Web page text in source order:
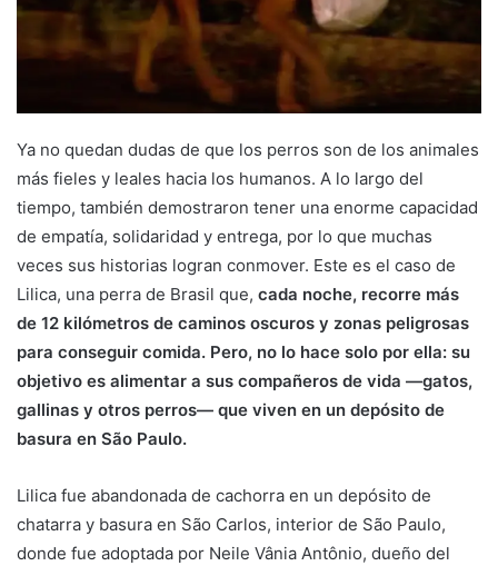
Ya no quedan dudas de que los perros son de los animales
más fieles y leales hacia los humanos. A lo largo del
tiempo, también demostraron tener una enorme capacidad
de empatía, solidaridad y entrega, por lo que muchas
veces sus historias logran conmover. Este es el caso de
Lilica, una perra de Brasil que, cada noche, recorre más
de 12 kilómetros de caminos oscuros y zonas peligrosas
para conseguir comida. Pero, no lo hace solo por ella: su
objetivo es alimentar a sus compañeros de vida —gatos,
gallinas y otros perros— que viven en un depósito de
basura en São Paulo.
Lilica fue abandonada de cachorra en un depósito de
chatarra y basura en São Carlos, interior de São Paulo,
donde fue adoptada por Neile Vânia Antônio, dueño del